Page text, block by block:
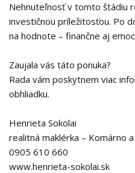
Nehnuteľnosť v tomto štádiu
investičnou príležitosťou. Po
na hodnote – finančne aj
Zaujala vás táto ponuka?
Rada vám poskytnem viac
obhliadku.
Henrieta Sokolai
realitná maklérka – Komárno
0905 610 660
www.henrieta-sokolai.sk